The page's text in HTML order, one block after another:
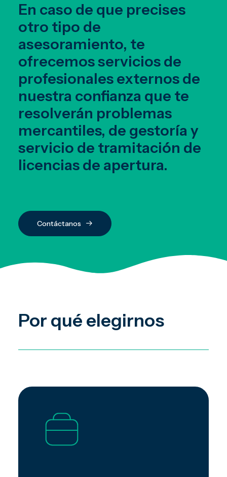
En caso de que precises
otro tipo de
asesoramiento, te
ofrecemos servicios de
profesionales externos de
nuestra confianza que te
resolverán problemas
mercantiles, de gestoría y
servicio de tramitación de
licencias de apertura.
Contáctanos
Por qué elegirnos